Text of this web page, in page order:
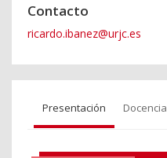
Contacto
ricardo.ibanez@urjc.es
Presentación Docencia